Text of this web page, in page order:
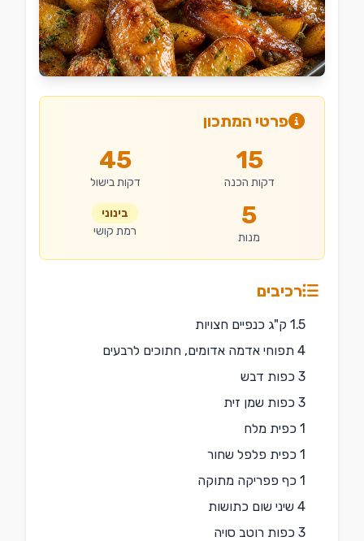
פרטי המתכון
15
דקות הכנה
45
דקות בישול
5
מנות
בינוני
רמת קושי
רכיבים
1.5 ק"ג כנפיים חצויות
4 תפוחי אדמה אדומים, חתוכים לרבעים
3 כפות דבש
3 כפות שמן זית
1 כפית מלח
1 כפית פלפל שחור
1 כף פפריקה מתוקה
4 שיני שום כתושות
3 כפות רוטב סויה